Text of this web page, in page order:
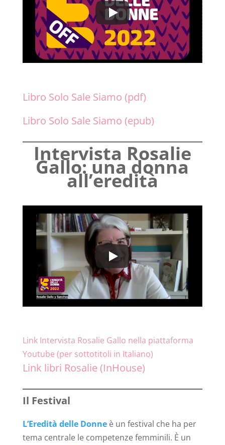
Libro Solo Sale Siamo (pdf)
Libro Solo Sale Siamo (epub)
Intervista Rosalie
Gallo: una donna
all’eredità
Link Intervista Rosalie Gallo nella piattaforma
Youtube (per sottotitoli in Italiano)
Link libri Rosalie (InHouse)
Il Festival
L’Eredità delle Donneè un festival che ha per
tema centrale le competenze femminili. È un